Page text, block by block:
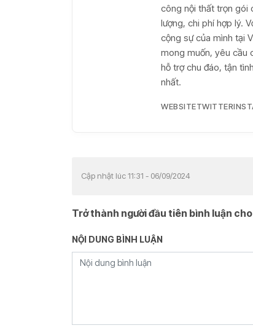
công nội thất trọn gói
lượng, chi phí hợp lý.
cộng sự của mình tại
mong muốn, yêu cầu
hỗ trợ chu đáo, tận
nhất.
WEBSITETWITTER
Cập nhật lúc 11:31 - 06/09/2024
Trở thành người đầu tiên bình luận
NỘI DUNG BÌNH LUẬN